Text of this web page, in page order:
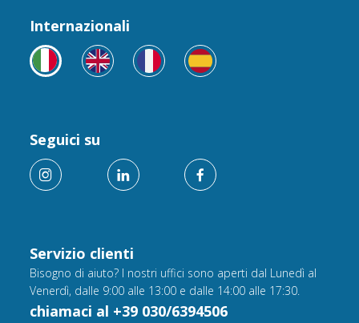
Servizio clienti
Bisogno di aiuto? I nostri uffici sono aperti dal Lunedì al
Venerdì, dalle 9:00 alle 13:00 e dalle 14:00 alle 17:30.
chiamaci al +39 030/6394506
Internazionali
Seguici su